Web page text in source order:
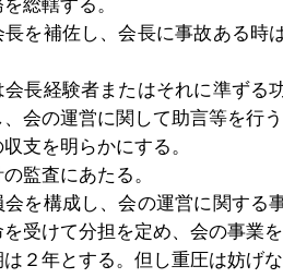
総轄する。
長を補佐し、会長に事故ある時
会長経験者またはそれに準ずる
会の運営に関して助言等を行
支を明らかにする。
監査にあたる。
会を構成し、会の運営に関する
受けて分担を定め、会の事業
２年とする。但し重圧は妨げ